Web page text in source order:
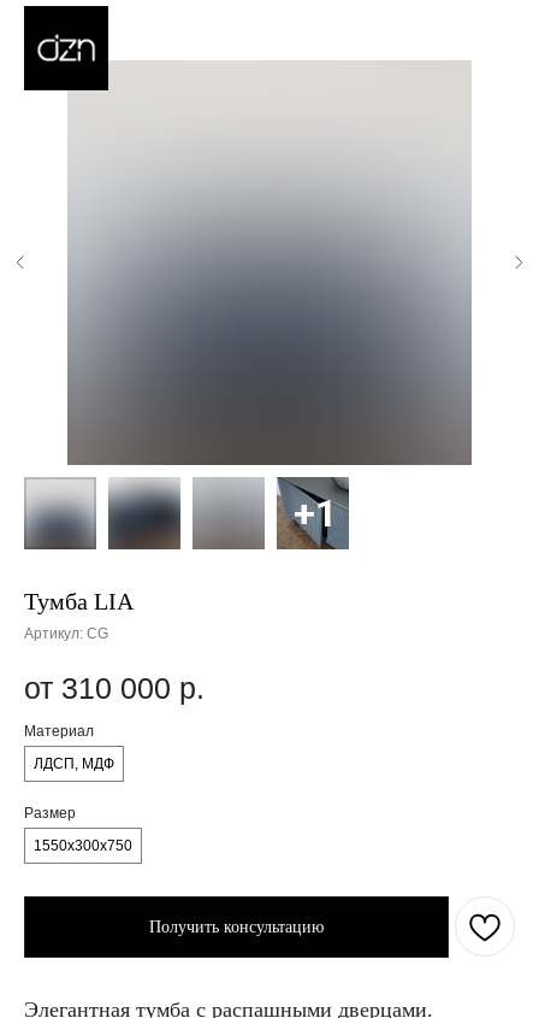
Тумба LIA
Артикул: CG
310 000 р.
Материал
ЛДСП, МДФ
Размер
1550х300х750
Получить консультацию
Элегантная тумба с распашными дверцами.